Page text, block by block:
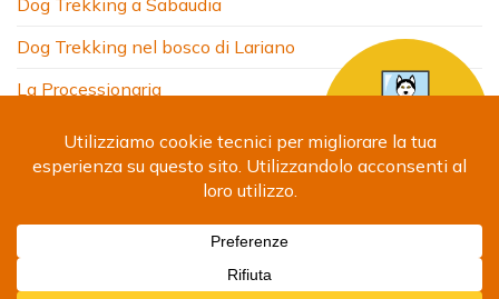
Dog Trekking a Sabaudia
Dog Trekking nel bosco di Lariano
La Processionaria
COSA FACCIO
SITI AMICI
CONTATTI
Copyright 2024 © Debora Segna. Designed by